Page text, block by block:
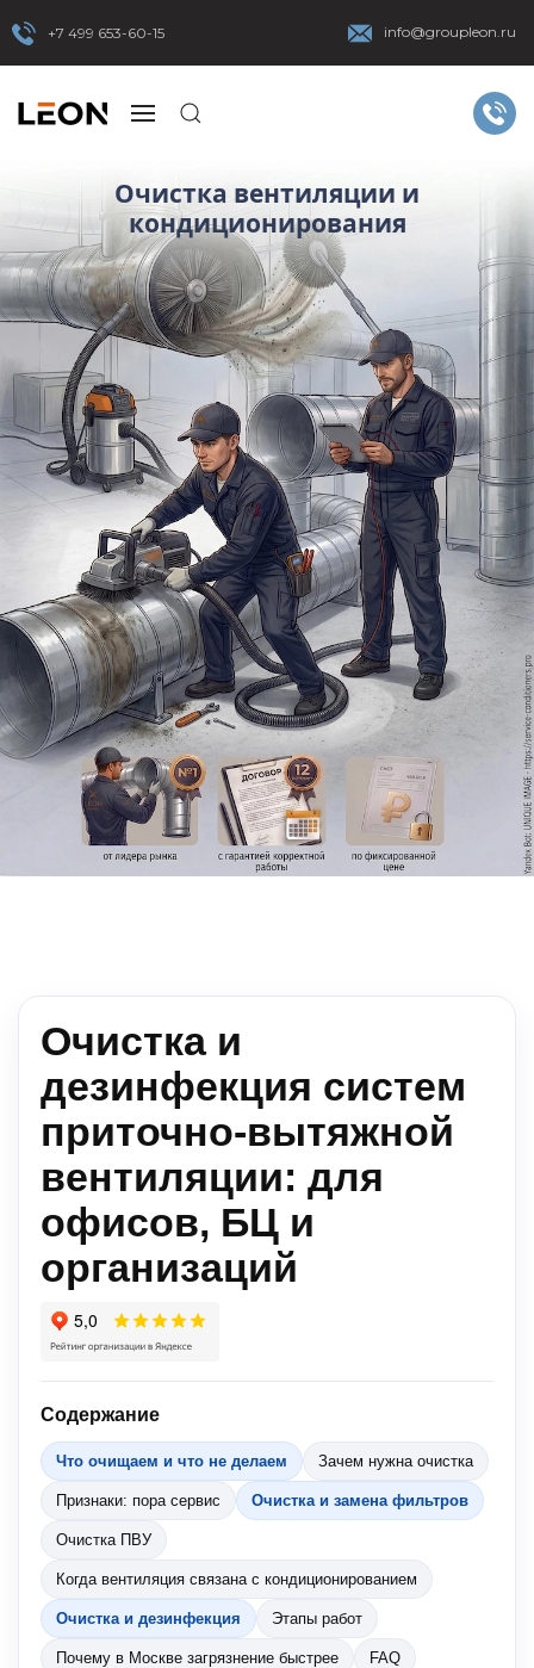
+7 499 653-60-15 info@groupleon.ru
Очистка вентиляции и
кондиционирования
Очистка и
дезинфекция систем
приточно-вытяжной
вентиляции: для
офисов, БЦ и
организаций
Содержание
Что очищаем и что не делаем Зачем нужна очистка
Признаки: пора сервис Очистка и замена фильтров
Очистка ПВУ
Когда вентиляция связана с кондиционированием
Очистка и дезинфекция Этапы работ
Почему в Москве загрязнение быстрее FAQ